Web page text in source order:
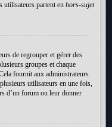
utilisateurs partent en hors-sujet
de regrouper et gérer des
groupes et chaque
fournit aux administrateurs
utilisateurs en une fois,
d’un forum ou leur donner